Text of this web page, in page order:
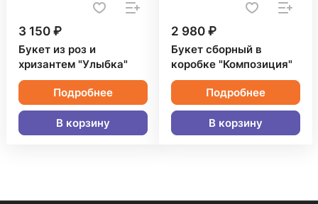
3 150 ₽
Букет из роз и
хризантем "Улыбка"
Подробнее
В корзину
2 980 ₽
Букет сборный в
коробке "Композиция"
Подробнее
В корзину